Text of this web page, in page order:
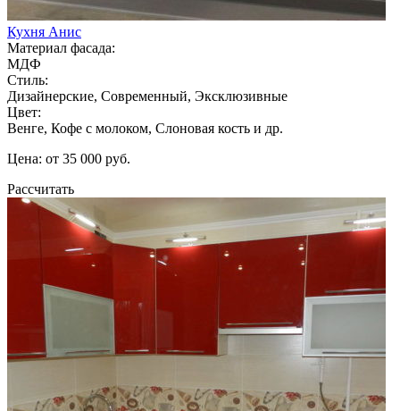
Кухня Анис
Материал фасада:
МДФ
Стиль:
Дизайнерские, Современный, Эксклюзивные
Цвет:
Венге, Кофе с молоком, Слоновая кость и др.
Цена: от 35 000 руб.
Рассчитать